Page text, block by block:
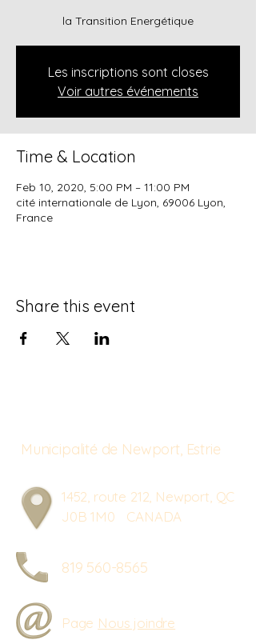
la Transition Energétique
Les inscriptions sont closes
Voir autres événements
Time & Location
Feb 10, 2020, 5:00 PM – 11:00 PM
cité internationale de Lyon, 69006 Lyon,
France
Share this event
Municipalité de Newport, Estrie
1452, route 212, Newport, QC
J0B 1M0 CANADA
819 560-8565
Page Nous joindre